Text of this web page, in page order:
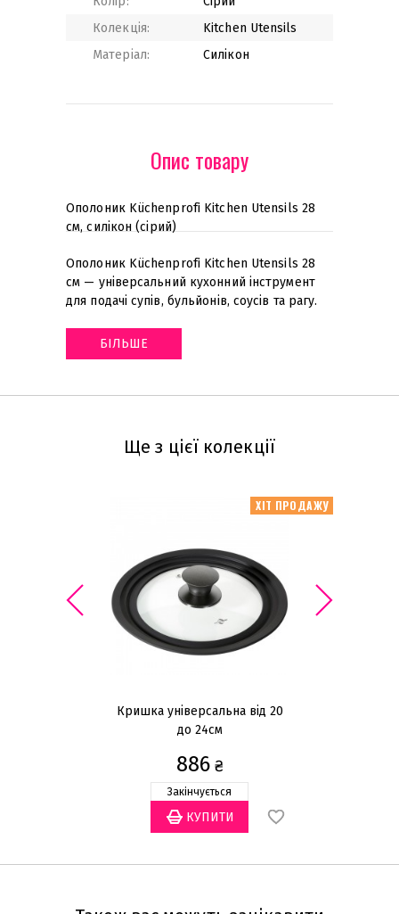
Колекція:
Kitchen Utensils
Матеріал:
Силікон
Опис товару
Ополоник Küchenprofi Kitchen Utensils 28
см, силікон (сірий)
Ополоник Küchenprofi Kitchen Utensils 28
см — універсальний кухонний інструмент
для подачі супів, бульйонів, соусів та рагу.
БІЛЬШЕ
Ще з цієї колекції
ХІТ ПРОДАЖУ
Кришка універсальна від 20
до 24см
886₴
Закінчується